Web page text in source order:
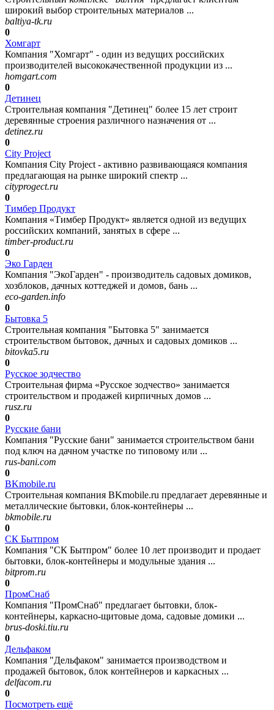
широкий выбор строительных материалов ...
baltiya-tk.ru
0
Хомгарт
Компания "Хомгарт" - один из ведущих российских
производителей высококачественной продукции из ...
homgart.com
0
Детинец
Строительная компания "Детинец" более 15 лет строит
деревянные строения различного назначения от ...
detinez.ru
0
City Project
Компания City Project - активно развивающаяся компания
предлагающая на рынке широкий спектр ...
cityprogect.ru
0
Тимбер Продукт
Компания «Тимбер Продукт» является одной из ведущих
российских компаний, занятых в сфере ...
timber-product.ru
0
Эко Гарден
Компания "ЭкоГарден" - производитель садовых домиков,
хозблоков, дачных коттеджей и домов, бань ...
eco-garden.info
0
Бытовка 5
Строительная компания "Бытовка 5" занимается
строительством бытовок, дачных и садовых домиков ...
bitovka5.ru
0
Русское зодчество
Строительная фирма «Русское зодчество» занимается
строительством и продажей кирпичных домов ...
rusz.ru
0
Русские бани
Компания "Русские бани" занимается строительством бани
под ключ на дачном участке по типовому или ...
rus-bani.com
0
BKmobile.ru
Строительная компания BKmobile.ru предлагает деревянные и
металлические бытовки, блок-контейнеры ...
bkmobile.ru
0
СК Бытпром
Компания "СК Бытпром" более 10 лет производит и продает
бытовки, блок-контейнеры и модульные здания ...
bitprom.ru
0
ПромСнаб
Компания "ПромСнаб" предлагает бытовки, блок-
контейнеры, каркасно-щитовые дома, садовые домики ...
brus-doski.tiu.ru
0
Дельфаком
Компания "Дельфаком" занимается производством и
продажей бытовок, блок контейнеров и каркасных ...
delfacom.ru
0
Посмотреть ещё